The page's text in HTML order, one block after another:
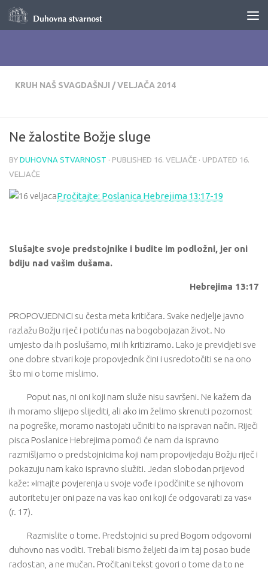
Skip to content
KRUH NAŠ SVAGDAŠNJI /VELJAČA 2014
Ne žalostite Božje sluge
BY DUHOVNA STVARNOST · PUBLISHED 16. VELJAČE · UPDATED 16.
VELJAČE
Pročitajte: Poslanica Hebrejima 13:17-19
Slušajte svoje predstojnike i budite im podložni, jer oni
bdiju nad vašim dušama.
Hebrejima 13:17
PROPOVJEDNICI su česta meta kritičara. Svake nedjelje javno
razlažu Božju riječ i potiću nas na bogobojazan život. No
umjesto da ih poslušamo, mi ih kritiziramo. Lako je previdjeti sve
one dobre stvari koje propovjednik čini i usredotočiti se na ono
što mi o tome mislimo.
Poput nas, ni oni koji nam služe nisu savršeni. Ne kažem da
ih moramo slijepo slijediti, ali ako im želimo skrenuti pozornost
na pogreške, moramo nastojati učiniti to na ispravan način. Riječi
pisca Poslanice Hebrejima pomoći će nam da ispravno
razmišljamo o predstojnicima koji nam propovijedaju Božju riječ i
pokazuju nam kako ispravno služiti. Jedan slobodan prijevod
kaže: »Imajte povjerenja u svoje vođe i podčinite se njihovom
autoritetu jer oni paze na vas kao oni koji će odgovarati za vas«
(r. 17).
Razmislite o tome. Predstojnici su pred Bogom odgovorni
duhovno nas voditi. Trebali bismo željeti da im taj posao bude
radostan, a ne mučan. Pročitani tekst govori o tome da to ne